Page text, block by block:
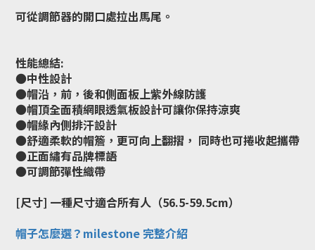
可從調節器的開口處拉出馬尾。
性能總結:
●中性設計
●帽沿，前，後和側面板上紫外線防護
●帽頂全面積網眼透氣板設計可讓你保持涼爽
●帽緣內側排汗設計
●舒適柔軟的帽簷，更可向上翻摺， 同時也可捲收起攜帶
●正面繡有品牌標語
●可調節彈性織帶
[尺寸] 一種尺寸適合所有人（56.5-59.5cm）
帽子怎麼選？milestone 完整介紹